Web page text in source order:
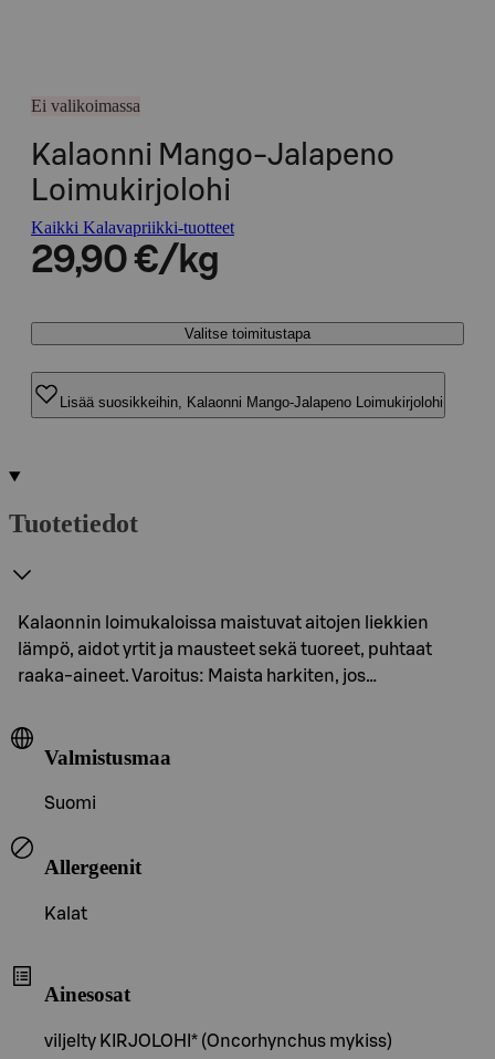
Ei valikoimassa
Kalaonni Mango-Jalapeno
Loimukirjolohi
Kaikki Kalavapriikki-tuotteet
29,90 €/kg
Valitse toimitustapa
Lisää suosikkeihin, Kalaonni Mango-Jalapeno Loimukirjolohi
Tuotetiedot
Kalaonnin loimukaloissa maistuvat aitojen liekkien
lämpö, aidot yrtit ja mausteet sekä tuoreet, puhtaat
raaka-aineet. Varoitus: Maista harkiten, jos…
Valmistusmaa
Suomi
Allergeenit
Kalat
Ainesosat
viljelty KIRJOLOHI* (Oncorhynchus mykiss)